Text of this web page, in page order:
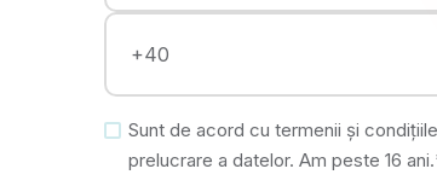
Sunt de acord cu termenii și
prelucrare a datelor. Am peste 16